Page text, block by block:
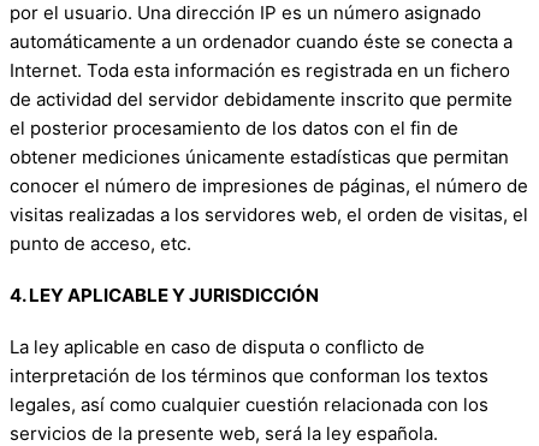
por el usuario. Una dirección IP es un número asignado
automáticamente a un ordenador cuando éste se conecta a
Internet. Toda esta información es registrada en un fichero
de actividad del servidor debidamente inscrito que permite
el posterior procesamiento de los datos con el fin de
obtener mediciones únicamente estadísticas que permitan
conocer el número de impresiones de páginas, el número de
visitas realizadas a los servidores web, el orden de visitas, el
punto de acceso, etc.
4. LEY APLICABLE Y JURISDICCIÓN
La ley aplicable en caso de disputa o conflicto de
interpretación de los términos que conforman los textos
legales, así como cualquier cuestión relacionada con los
servicios de la presente web, será la ley española.